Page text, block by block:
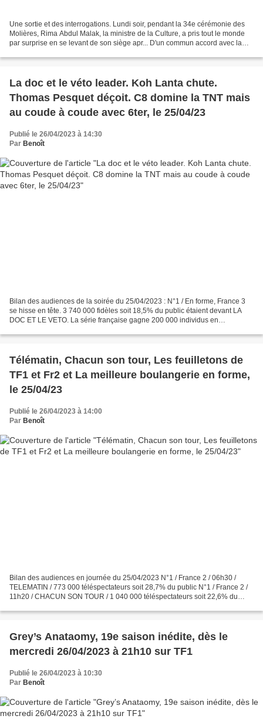
Une sortie et des interrogations. Lundi soir, pendant la 34e cérémonie des
Molières, Rima Abdul Malak, la ministre de la Culture, a pris tout le monde
par surprise en se levant de son siège apr... D'un commun accord avec la
La doc et le véto leader. Koh Lanta chute.
Thomas Pesquet déçoit. C8 domine la TNT mais
au coude à coude avec 6ter, le 25/04/23
Publié le 26/04/2023 à 14:30
Par Benoît
Bilan des audiences de la soirée du 25/04/2023 : N°1 / En forme, France 3
se hisse en tête. 3 740 000 fidèles soit 18,5% du public étaient devant LA
DOC ET LE VETO. La série française gagne 200 000 individus en
Télématin, Chacun son tour, Les feuilletons de
TF1 et Fr2 et La meilleure boulangerie en forme,
le 25/04/23
Publié le 26/04/2023 à 14:00
Par Benoît
Bilan des audiences en journée du 25/04/2023 N°1 / France 2 / 06h30 /
TELEMATIN / 773 000 téléspectateurs soit 28,7% du public N°1 / France 2 /
11h20 / CHACUN SON TOUR / 1 040 000 téléspectateurs soit 22,6% du
Grey’s Anataomy, 19e saison inédite, dès le
mercredi 26/04/2023 à 21h10 sur TF1
Publié le 26/04/2023 à 10:30
Par Benoît